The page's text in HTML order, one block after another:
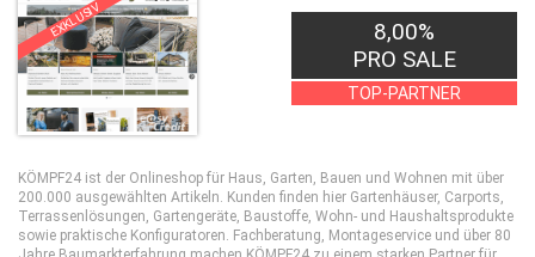
EXKLUSIV
8,00%
PRO SALE
TOP-PARTNER
KÖMPF24 ist der Onlineshop für Haus, Garten, Bauen und Wohnen mit über
200.000 ausgewählten Artikeln. Kunden finden hier Gartenhäuser, Carports,
Terrassenlösungen, Gartengeräte, Baustoffe, Wohn- und Haushaltsprodukte
sowie praktische Konfiguratoren. Fachberatung, Montageservice und über 80